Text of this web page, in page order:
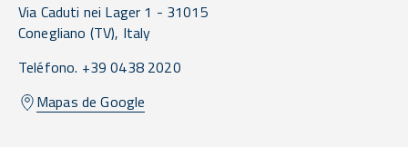
Via Caduti nei Lager 1 - 31015
Conegliano (TV), Italy
Teléfono. +39 0438 2020
Mapas de Google